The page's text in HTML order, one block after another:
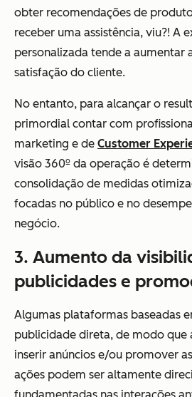
obter recomendações de
receber uma assistência, viu?! A
personalizada tende a aumentar
satisfação do cliente.
No entanto, para alcançar o
primordial contar com
marketing e de Customer
visão 360º da operação é
consolidação de medidas
focadas no público e no
negócio.
3. Aumento da
publicidades e
Algumas plataformas baseadas
publicidade direta, de modo que
inserir anúncios e/ou promover as
ações podem ser altamente